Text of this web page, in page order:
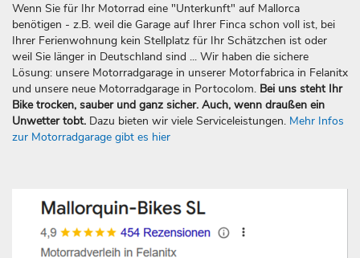
Wenn Sie für Ihr Motorrad eine "Unterkunft" auf Mallorca
benötigen - z.B. weil die Garage auf Ihrer Finca schon voll ist, bei
Ihrer Ferienwohnung kein Stellplatz für Ihr Schätzchen ist oder
weil Sie länger in Deutschland sind ... Wir haben die sichere
Lösung: unsere Motorradgarage in unserer Motorfabrica in Felanitx
und unsere neue Motorradgarage in Portocolom. Bei uns steht Ihr
Bike trocken, sauber und ganz sicher. Auch, wenn draußen ein
Unwetter tobt. Dazu bieten wir viele Serviceleistungen. Mehr Infos
zur Motorradgarage gibt es hier